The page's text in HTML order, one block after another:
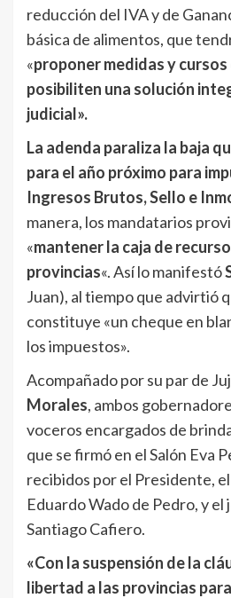
reducción del IVA y de
básica de alimentos, que
«proponer medidas y cursos
posibiliten una solución
judicial».
La adenda paraliza la baja
para el año próximo para
Ingresos Brutos, Sello e
manera, los mandatarios
«mantener la caja de
provincias«. Así lo manifestó
Juan), al tiempo que advirtió
constituye «un cheque en
los impuestos».
Acompañado por su par de
Morales, ambos
voceros encargados de
que se firmó en el Salón Eva
recibidos por el Presidente,
Eduardo Wado de Pedro, y
Santiago Cafiero.
«Con la suspensión de la
libertad a las provincias